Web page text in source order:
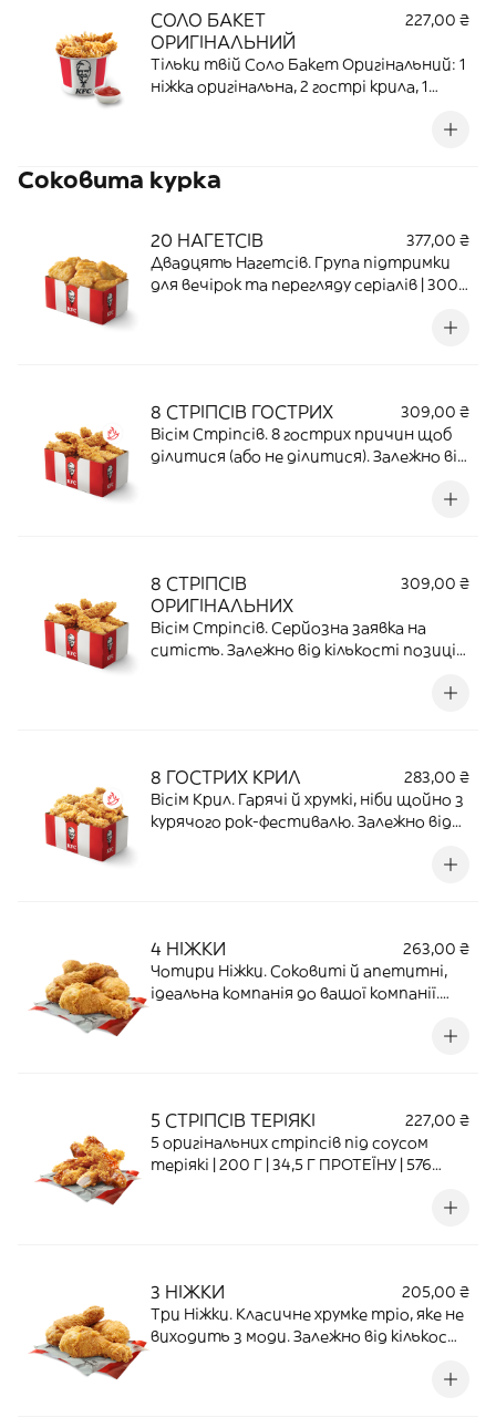
СОЛО БАКЕТ
ОРИГІНАЛЬНИЙ
227,00 ₴
Тільки твій Соло Бакет Оригiнальний: 1
нiжка оригiнальна, 2 гострі крила, 1
улюблений соус | 228 Г | 33,8 Г ПРОТЕЇНУ |
Соковита курка
20 НАГЕТСІВ
377,00 ₴
Двадцять Нагетсів. Група підтримки
для вечірок та перегляду серіалів | 300
8 СТРІПСІВ ГОСТРИХ
309,00 ₴
Вісім Стріпсів. 8 гострих причин щоб
ділитися (або не ділитися). Залежно від
змінюватися чи об’єднуватися | 248 Г |
8 СТРІПСІВ
ОРИГІНАЛЬНИХ
309,00 ₴
Вісім Стріпсів. Серйозна заявка на
ситість. Залежно від кількості позицій
об’єднуватися | 272 Г | 53,04 Г ПРОТЕЇНУ |
8 ГОСТРИХ КРИЛ
283,00 ₴
Вісім Крил. Гарячі й хрумкі, ніби щойно з
курячого рок-фестивалю. Залежно від
змінюватися чи об’єднуватися | 200 Г |
4 НІЖКИ
263,00 ₴
Чотири Ніжки. Соковиті й апетитні,
ідеальна компанія до вашої компанії.
5 СТРІПСІВ ТЕРІЯКІ
227,00 ₴
5 оригінальних стріпсів під соусом
теріякі | 200 Г | 34,5 Г ПРОТЕЇНУ | 576
3 НІЖКИ
205,00 ₴
Три Ніжки. Класичне хрумке тріо, яке не
виходить з моди. Залежно від кількості